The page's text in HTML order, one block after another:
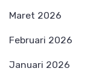
Maret 2026
Februari 2026
Januari 2026